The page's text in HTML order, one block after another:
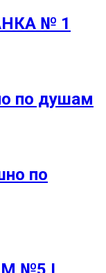
№ 1
по душам
по